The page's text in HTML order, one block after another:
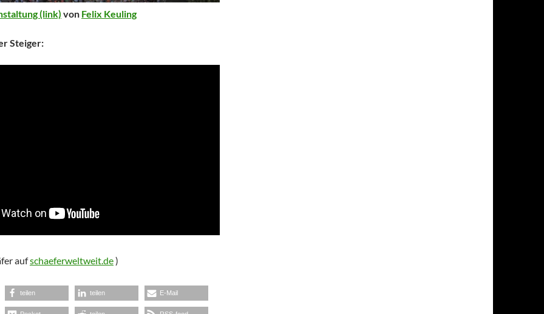
(link) von Felix Keuling
Steiger:
aufschaeferweltweit.de)
teilen teilen E-Mail